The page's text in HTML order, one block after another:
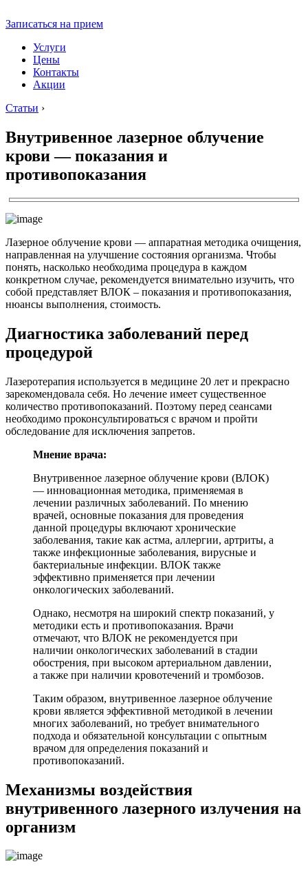
Записаться на прием
Услуги
Цены
Контакты
Акции
Статьи ›
Внутривенное лазерное облучение
крови — показания и
противопоказания
Лазерное облучение крови — аппаратная методика очищения,
направленная на улучшение состояния организма. Чтобы
понять, насколько необходима процедура в каждом
конкретном случае, рекомендуется внимательно изучить, что
собой представляет ВЛОК – показания и противопоказания,
нюансы выполнения, стоимость.
Диагностика заболеваний перед
процедурой
Лазеротерапия используется в медицине 20 лет и прекрасно
зарекомендовала себя. Но лечение имеет существенное
количество противопоказаний. Поэтому перед сеансами
необходимо проконсультироваться с врачом и пройти
обследование для исключения запретов.
Мнение врача:
Внутривенное лазерное облучение крови (ВЛОК)
— инновационная методика, применяемая в
лечении различных заболеваний. По мнению
врачей, основные показания для проведения
данной процедуры включают хронические
заболевания, такие как астма, аллергии, артриты, а
также инфекционные заболевания, вирусные и
бактериальные инфекции. ВЛОК также
эффективно применяется при лечении
онкологических заболеваний.
Однако, несмотря на широкий спектр показаний, у
методики есть и противопоказания. Врачи
отмечают, что ВЛОК не рекомендуется при
наличии онкологических заболеваний в стадии
обострения, при высоком артериальном давлении,
а также при наличии кровотечений и тромбозов.
Таким образом, внутривенное лазерное облучение
крови является эффективной методикой в лечении
многих заболеваний, но требует внимательного
подхода и обязательной консультации с опытным
врачом для определения показаний и
противопоказаний.
Механизмы воздействия
внутривенного лазерного излучения на
организм